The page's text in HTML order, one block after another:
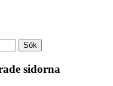
sidorna